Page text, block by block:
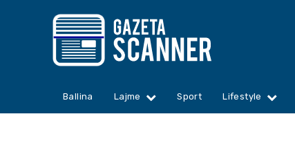
Ballina Lajme Sport Lifestyle